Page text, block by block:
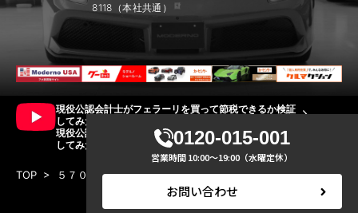
8118（本社共通）
現役公認会計士がフェラーリを買って節税できるか検証
してみた!! 前編
現役公認会計士がフェラーリを買って節税できるか検証
してみた!! 後編
TOP > ５７０Ｓ動画あり>IMG_9053
0120-015-001
営業時間 10:00～19:00（水曜定休）
お問い合わせ